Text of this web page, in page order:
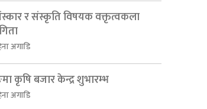
र संस्कृति विषयक वक्तृत्वकला
अगाडि
कृषि बजार केन्द्र शुभारम्भ
अगाडि